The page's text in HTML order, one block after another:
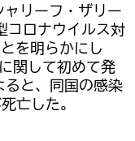
リーフ・ザリー
コロナウイルス対
を明らかにし
関して初めて発
ると、同国の感染
亡した。